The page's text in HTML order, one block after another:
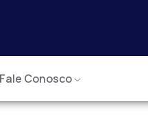
Fale Conosco